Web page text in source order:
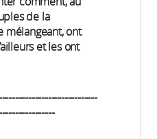
de la
mélangeant, ont
et les ont